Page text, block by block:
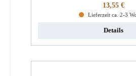
Regulärer
13,55 €
Lieferzeit ca. 2-3
Details